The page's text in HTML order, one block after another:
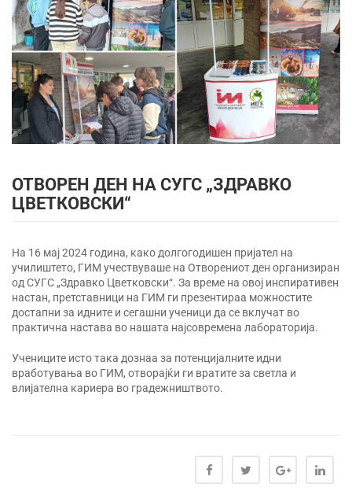
ОТВОРЕН ДЕН НА СУГС „ЗДРАВКО
ЦВЕТКОВСКИ“
На 16 мај 2024 година, како долгогодишен пријател на
училиштето, ГИМ учествуваше на Отворениот ден организиран
од СУГС „Здравко Цветковски“. За време на овој инспиративен
настан, претставници на ГИМ ги презентираа можностите
достапни за идните и сегашни ученици да се вклучат во
практична настава во нашата најсовремена лабораторија.
Учениците исто така дознаа за потенцијалните идни
вработувања во ГИМ, отворајќи ги вратите за светла и
влијателна кариера во градежништвото.